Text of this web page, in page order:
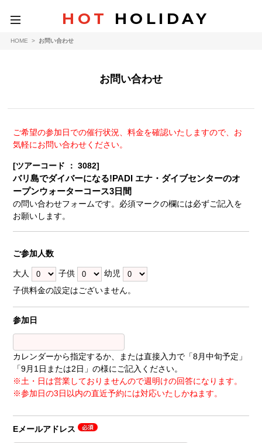
toggle
navigation
HOT HOLIDAY
HOME > お問い合わせ
お問い合わせ
ご希望の参加日での催行状況、料金を確認いたしますので、お
気軽にお問い合わせください。
[ツアーコード ： 3082]
バリ島でダイバーになる!PADI エナ・ダイブセンターのオ
ープンウォーターコース3日間
の問い合わせフォームです。必須マークの欄には必ずご記入を
お願いします。
ご参加人数
大人 子供
幼児
子供料金の設定はございません。
参加日
カレンダーから指定するか、または直接入力で「8月中旬予定」
「9月1日または2日」の様にご記入ください。
※土・日は営業しておりませんので週明けの回答になります。
※参加日の3日以内の直近予約には対応いたしかねます。
Eメールアドレス